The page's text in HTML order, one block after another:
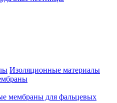
Изоляционные материалы
мембраны для фальцевых